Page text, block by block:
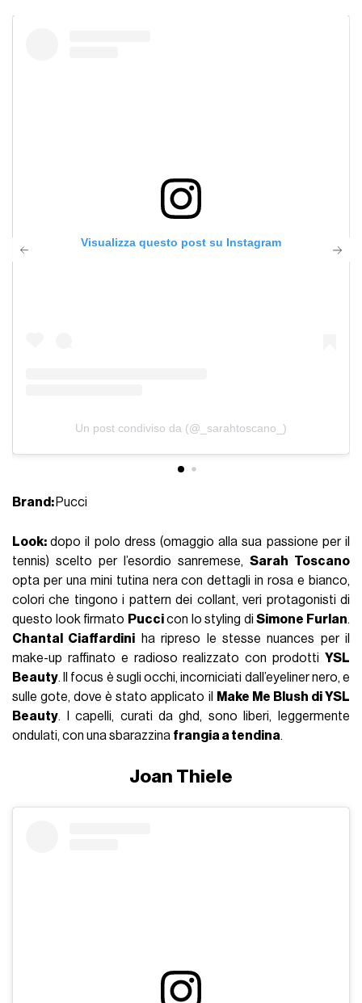
Visualizza questo post su Instagram
Un post condiviso da (@_sarahtoscano_)
Brand: Pucci
Look:dopo il polo dress (omaggio alla sua passione per il
tennis) scelto per l’esordio sanremese, Sarah Toscano
opta per una mini tutina nera con dettagli in rosa e bianco,
colori che tingono i pattern dei collant, veri protagonisti di
questo look firmato Puccicon lo styling diSimone Furlan.
Chantal Ciaffardini ha ripreso le stesse nuances per il
make-up raffinato e radioso realizzato con prodotti YSL
Beauty. Il focus è sugli occhi, incorniciati dall’eyeliner nero, e
sulle gote, dove è stato applicato il
Make Me Blush di YSL
Beauty. I capelli, curati da ghd, sono liberi, leggermente
ondulati, con una sbarazzina frangia a tendina.
Joan Thiele